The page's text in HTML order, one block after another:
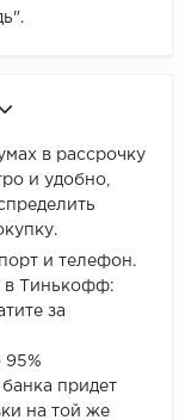
в рассрочку
и удобно,
и телефон.
в Тинькофф:
за
95%
придет
на той же